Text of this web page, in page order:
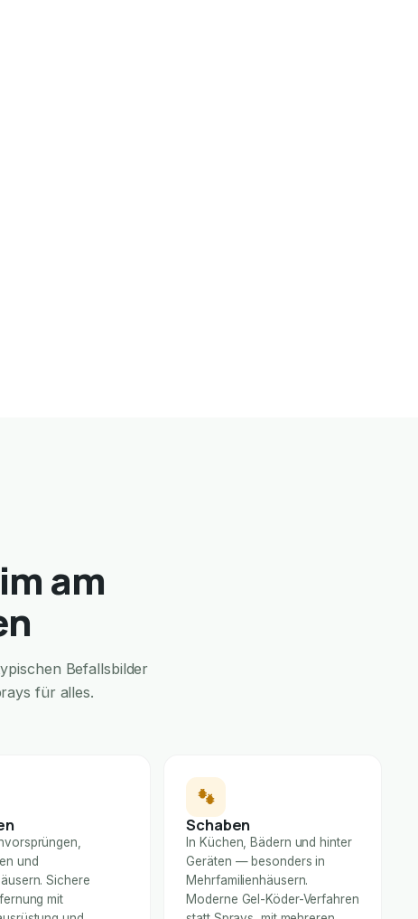
am
Befallsbilder
für alles.
und
Sichere
mit
Schaben
In Küchen, Bädern und hinter
Geräten — besonders in
Mehrfamilienhäusern.
Moderne Gel-Köder-Verfahren